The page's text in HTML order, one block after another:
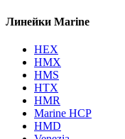
Линейки Marine
HEX
HMX
HMS
HTX
HMR
Marine HCP
HMD